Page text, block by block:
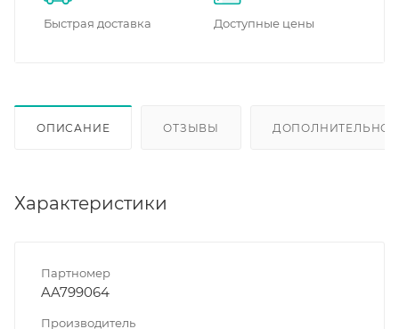
Быстрая доставка Доступные цены
ОПИСАНИЕ ОТЗЫВЫ ДОПОЛНИТЕЛЬНО
Характеристики
Партномер
AA799064
Производитель